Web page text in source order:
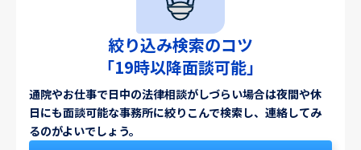
絞り込み検索のコツ
「19時以降面談可能」
通院やお仕事で日中の法律相談がしづらい場合は夜間や休
日にも面談可能な事務所に絞りこんで検索し、連絡してみ
るのがよいでしょう。